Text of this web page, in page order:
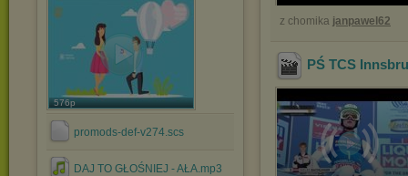
576p
promods-def-v274.scs
DAJ TO GŁOŚNIEJ - AŁA.mp3
z chomika janpawel62
PŚ TCS